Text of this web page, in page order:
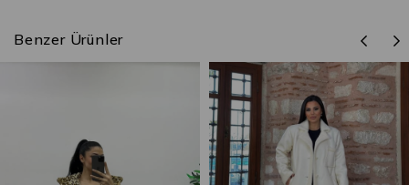
Benzer Ürünler